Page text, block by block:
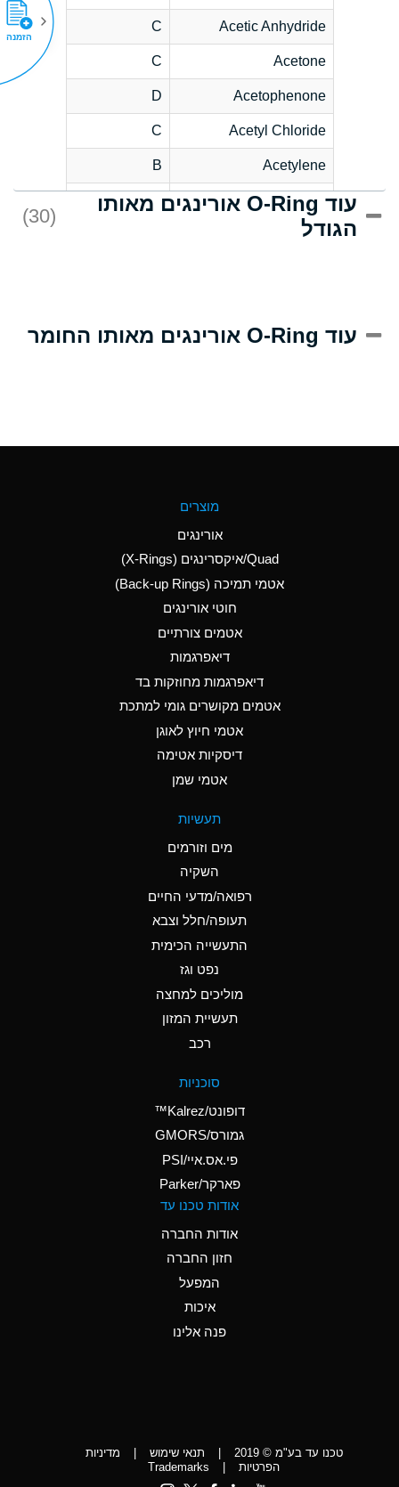
Acetic Anhydride
C
Acetone
C
Acetophenone
D
Acetyl Chloride
C
Acetylene
B
Acrlylonitrile
D
Adipic Acid
(Aqueous)
Aluminum Nitrate
(Aqueous)
Aluminum Phosphate
Ammonia Anhydrous
C
Ammonia Gas (cold)
A
Ammonia Gas (hot)
Ammonium Hydroxide
A
Ammonium Nitrate
Ammonium Nitrite
Ammonium Persulfate
Ammonium Phosphate
A
Ammonium Sulfate
*
Amyl Acetate (Banana
Aniline
D
עוד O-Ring אורינגים מאותו
הגודל
(30)
עוד O-Ring אורינגים מאותו החומר
מוצרים
אורינגים
Quad/איקסרינגים (X-Rings)
אטמי תמיכה (Back-up Rings)
חוטי אורינגים
אטמים צורתיים
דיאפרגמות
דיאפרגמות מחוזקות בד
אטמים מקושרים גומי למתכת
אטמי חיוץ לאוגן
דיסקיות אטימה
אטמי שמן
תעשיות
מים וזורמים
השקיה
רפואה/מדעי החיים
תעופה/חלל וצבא
התעשייה הכימית
נפט וגז
מוליכים למחצה
תעשיית המזון
רכב
סוכניות
דופונט/Kalrez™
גמורס/GMORS
פי.אס.איי/PSI
פארקר/Parker
אודות טכנו עד
אודות החברה
חזון החברה
המפעל
איכות
פנה אלינו
טכנו עד בע"מ © 2019 | תנאי שימוש |
מדיניות
הפרטיות
|
Trademarks
הזמנה